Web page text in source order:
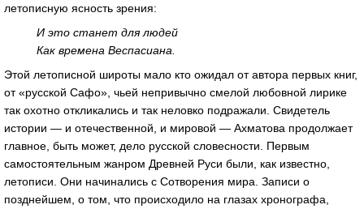
летописную ясность зрения:
И это станет для людей
Как времена Веспасиана.
Этой летописной широты мало кто ожидал от автора первых книг,
от «русской Сафо», чьей непривычно смелой любовной лирике
так охотно откликались и так неловко подражали. Свидетель
истории — и отечественной, и мировой — Ахматова продолжает
главное, быть может, дело русской словесности. Первым
самостоятельным жанром Древней Руси были, как известно,
летописи. Они начинались с Сотворения мира. Записи о
позднейшем, о том, что происходило на глазах хронографа,